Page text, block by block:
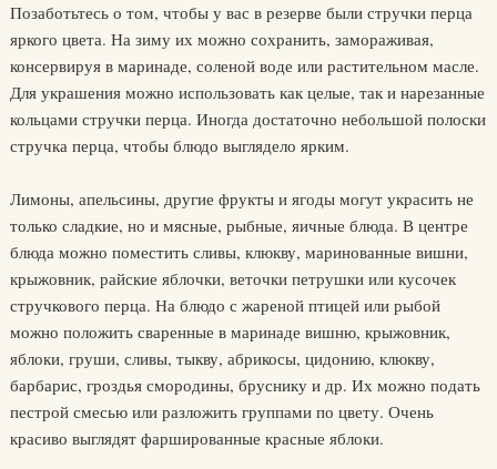
Позаботьтесь о том, чтобы у вас в резерве были стручки перца
яркого цвета. На зиму их можно сохранить, замораживая,
консервируя в маринаде, соленой воде или растительном масле.
Для украшения можно использовать как целые, так и нарезанные
кольцами стручки перца. Иногда достаточно небольшой полоски
стручка перца, чтобы блюдо выглядело ярким.
Лимоны, апельсины, другие фрукты и ягоды могут украсить не
только сладкие, но и мясные, рыбные, яичные блюда. В центре
блюда можно поместить сливы, клюкву, маринованные вишни,
крыжовник, райские яблочки, веточки петрушки или кусочек
стручкового перца. На блюдо с жареной птицей или рыбой
можно положить сваренные в маринаде вишню, крыжовник,
яблоки, груши, сливы, тыкву, абрикосы, цидонию, клюкву,
барбарис, гроздья смородины, бруснику и др. Их можно подать
пестрой смесью или разложить группами по цвету. Очень
красиво выглядят фаршированные красные яблоки.